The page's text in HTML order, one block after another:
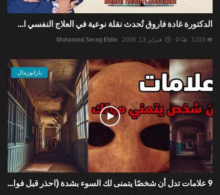
الدكتورة غادة فاروق تُحدث نقلة نوعية في العلاج النفسي ا...
Mohamed Serag Eldin فبراير 13, 2026
بارانورمال
9 علامات تدل أن شخصًا يتمنى لك السوء بشدة (احذر قبل فوا...